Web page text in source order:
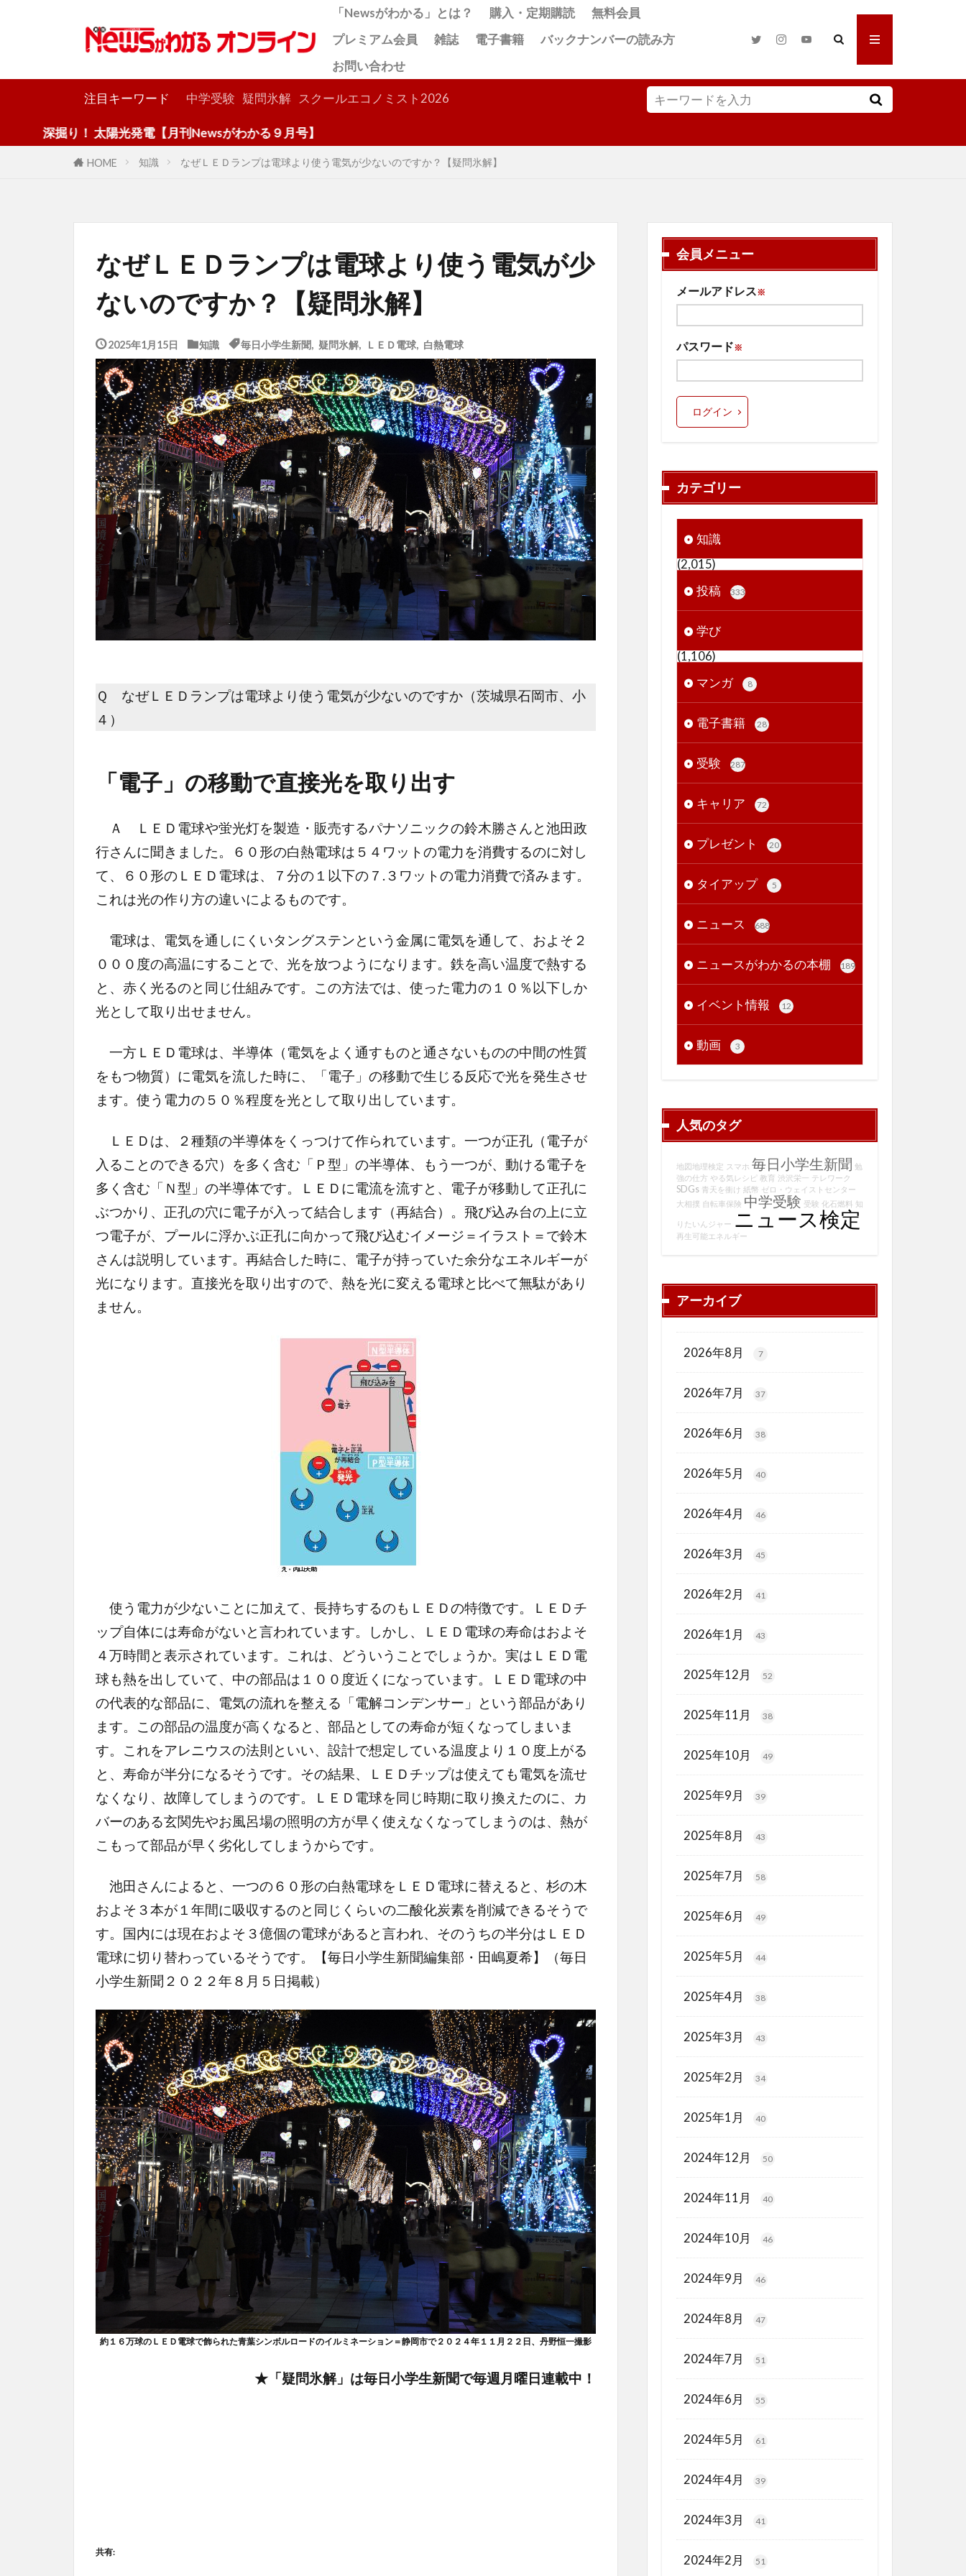
「Newsがわかる」とは？ 購入・定期購読
無料会員
プレミアム会員
雑誌 電子書籍
バックナンバーの読み方
お問い合わせ
注目キーワード 中学受験 疑問氷解 スクールエコノミスト2026
太陽光発電【月刊Newsがわかる９月号】
HOME 知識 なぜＬＥＤランプは電球より使う電気が少ないのですか？【疑問氷解】
なぜＬＥＤランプは電球より使う電気が少
ないのですか？【疑問氷解】
2025年1月15日 知識 毎日小学生新聞 疑問氷解, ＬＥＤ電球, 白熱電球
Ｑ なぜＬＥＤランプは電球より使う電気が少ないのですか（茨城県石岡市、小
４）
「電子」の移動で直接光を取り出す
Ａ ＬＥＤ電球や蛍光灯を製造・販売するパナソニックの鈴木勝さんと池田政
行さんに聞きました。６０形の白熱電球は５４ワットの電力を消費するのに対し
て、６０形のＬＥＤ電球は、７分の１以下の７.３ワットの電力消費で済みます。
これは光の作り方の違いによるものです。
電球は、電気を通しにくいタングステンという金属に電気を通して、およそ２
０００度の高温にすることで、光を放つようになります。鉄を高い温度で熱する
と、赤く光るのと同じ仕組みです。この方法では、使った電力の１０％以下しか
光として取り出せません。
一方ＬＥＤ電球は、半導体（電気をよく通すものと通さないものの中間の性質
をもつ物質）に電気を流した時に、「電子」の移動で生じる反応で光を発生させ
ます。使う電力の５０％程度を光として取り出しています。
ＬＥＤは、２種類の半導体をくっつけて作られています。一つが正孔（電子が
入ることのできる穴）を多く含む「Ｐ型」の半導体、もう一つが、動ける電子を
多く含む「Ｎ型」の半導体です。ＬＥＤに電流を流すと、電子が移動して正孔に
ぶつかり、正孔の穴に電子が入って結合します（再結合）。飛び込み台の上に立
つ電子が、プールに浮かぶ正孔に向かって飛び込むイメージ＝イラスト＝で鈴木
さんは説明しています。再結合した時に、電子が持っていた余分なエネルギーが
光になります。直接光を取り出すので、熱を光に変える電球と比べて無駄があり
ません。
使う電力が少ないことに加えて、長持ちするのもＬＥＤの特徴です。ＬＥＤチ
ップ自体には寿命がないと言われています。しかし、ＬＥＤ電球の寿命はおよそ
４万時間と表示されています。これは、どういうことでしょうか。実はＬＥＤ電
球も熱を出していて、中の部品は１００度近くになっています。ＬＥＤ電球の中
の代表的な部品に、電気の流れを整える「電解コンデンサー」という部品があり
ます。この部品の温度が高くなると、部品としての寿命が短くなってしまいま
す。これをアレニウスの法則といい、設計で想定している温度より１０度上がる
と、寿命が半分になるそうです。その結果、ＬＥＤチップは使えても電気を流せ
なくなり、故障してしまうのです。ＬＥＤ電球を同じ時期に取り換えたのに、カ
バーのある玄関先やお風呂場の照明の方が早く使えなくなってしまうのは、熱が
こもって部品が早く劣化してしまうからです。
池田さんによると、一つの６０形の白熱電球をＬＥＤ電球に替えると、杉の木
およそ３本が１年間に吸収するのと同じくらいの二酸化炭素を削減できるそうで
す。国内には現在およそ３億個の電球があると言われ、そのうちの半分はＬＥＤ
電球に切り替わっているそうです。【毎日小学生新聞編集部・田嶋夏希】（毎日
小学生新聞２０２２年８月５日掲載）
約１６万球のＬＥＤ電球で飾られた青葉シンボルロードのイルミネーション＝静岡市で２０２４年１１月２２日、丹野恒一撮影
★「疑問氷解」は毎日小学生新聞で毎週月曜日連載中！
共有:
会員メニュー
メールアドレス※
パスワード※
ログイン
カテゴリー
知識
(2,015)
投稿
333
学び
(1,106)
マンガ
8
電子書籍 28
受験 287
キャリア 72
プレゼント 20
タイアップ 5
ニュース 688
ニュースがわかるの本棚 189
イベント情報 12
動画 3
人気のタグ
地図地理検定 スマホ 毎日小学生新聞 勉
強の仕方 やる気レシピ 教育 渋沢栄一 テレワーク
SDGs 青天を衝け 紙幣 ゼロ・ウェイストセンター
大相撲 自転車保険 中学受験 受験 化石燃料 知
りたいんジャー ニュース検定
再生可能エネルギー
アーカイブ
2026年8月 7
2026年7月 37
2026年6月 38
2026年5月 40
2026年4月 46
2026年3月 45
2026年2月 41
2026年1月 43
2025年12月 52
2025年11月 38
2025年10月 49
2025年9月 39
2025年8月 43
2025年7月 58
2025年6月 49
2025年5月 44
2025年4月 38
2025年3月 43
2025年2月 34
2025年1月 40
2024年12月 50
2024年11月 40
2024年10月 46
2024年9月 46
2024年8月 47
2024年7月 51
2024年6月 55
2024年5月 61
2024年4月 39
2024年3月 41
2024年2月 51
検索